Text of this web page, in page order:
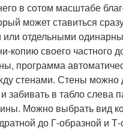
в сотом масштабе
может ставиться
или отдельными
копию своего частного
программа
стенами. Стены можно
забивать в табло слева
Можно выбрать вид
до Г-образной и Т-